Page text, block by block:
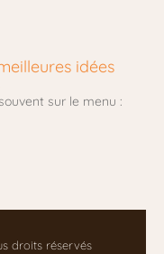
idées
sur le menu :
droits réservés